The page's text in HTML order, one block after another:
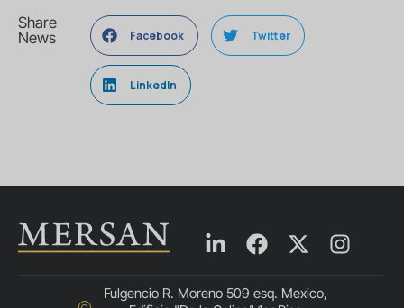
Share
News
Facebook Twitter
LinkedIn
Fulgencio R. Moreno 509 esq. Mexico,